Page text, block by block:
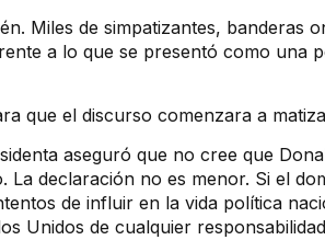
Miles de simpatizantes, banderas
a lo que se presentó como una
que el discurso comenzara a
aseguró que no cree que
declaración no es menor. Si el
de influir en la vida política
Unidos de cualquier